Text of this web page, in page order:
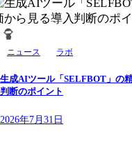
ニュース ラボ
生成AIツール「SELFBOT」の
判断のポイント
2026年7月31日